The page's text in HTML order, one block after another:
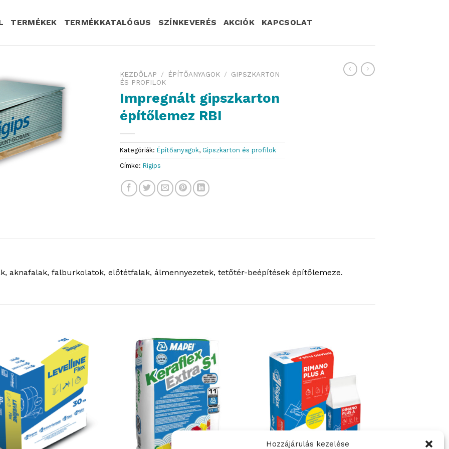
Hozzájárulás kezelése
TERMÉKEK TERMÉKKATALÓGUS SZÍNKEVERÉS AKCIÓK KAPCSOLAT
KEZDŐLAP / ÉPÍTŐANYAGOK / GIPSZKARTON
ÉS PROFILOK
Impregnált gipszkarton
építőlemez RBI
Kategóriák: Építőanyagok, Gipszkarton és profilok
Címke: Rigips
aknafalak, falburkolatok, előtétfalak, álmennyezetek, tetőtér-beépítések építőlemeze.